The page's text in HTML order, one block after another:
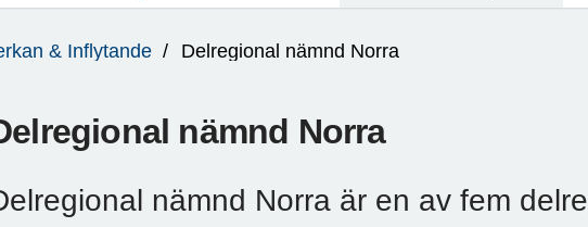
& Inflytande Delregional nämnd Norra
nämnd Norra
nämnd Norra är en av fem